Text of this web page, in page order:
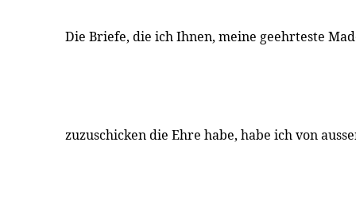
Die Briefe, die ich Ihnen, meine geehrteste
zuzuschicken die Ehre habe, habe ich von